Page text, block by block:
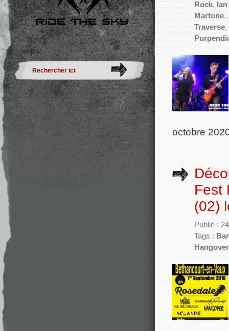
Rock,
Martone,
Traverse,
octobre
Fest
(02)
Publié :
Tags :
Hangover